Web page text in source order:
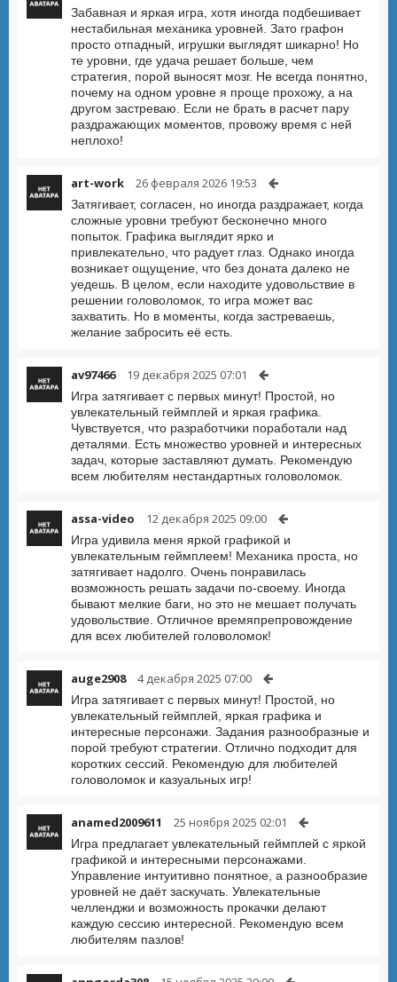
Забавная и яркая игра, хотя иногда подбешивает
нестабильная механика уровней. Зато графон
просто отпадный, игрушки выглядят шикарно! Но
те уровни, где удача решает больше, чем
стратегия, порой выносят мозг. Не всегда понятно,
почему на одном уровне я проще прохожу, а на
другом застреваю. Если не брать в расчет пару
раздражающих моментов, провожу время с ней
неплохо!
art-work 26 февраля 2026 19:53
Затягивает, согласен, но иногда раздражает, когда
сложные уровни требуют бесконечно много
попыток. Графика выглядит ярко и
привлекательно, что радует глаз. Однако иногда
возникает ощущение, что без доната далеко не
уедешь. В целом, если находите удовольствие в
решении головоломок, то игра может вас
захватить. Но в моменты, когда застреваешь,
желание забросить её есть.
av97466 19 декабря 2025 07:01
Игра затягивает с первых минут! Простой, но
увлекательный геймплей и яркая графика.
Чувствуется, что разработчики поработали над
деталями. Есть множество уровней и интересных
задач, которые заставляют думать. Рекомендую
всем любителям нестандартных головоломок.
assa-video 12 декабря 2025 09:00
Игра удивила меня яркой графикой и
увлекательным геймплеем! Механика проста, но
затягивает надолго. Очень понравилась
возможность решать задачи по-своему. Иногда
бывают мелкие баги, но это не мешает получать
удовольствие. Отличное времяпрепровождение
для всех любителей головоломок!
auge2908 4 декабря 2025 07:00
Игра затягивает с первых минут! Простой, но
увлекательный геймплей, яркая графика и
интересные персонажи. Задания разнообразные и
порой требуют стратегии. Отлично подходит для
коротких сессий. Рекомендую для любителей
головоломок и казуальных игр!
anamed2009611 25 ноября 2025 02:01
Игра предлагает увлекательный геймплей с яркой
графикой и интересными персонажами.
Управление интуитивно понятное, а разнообразие
уровней не даёт заскучать. Увлекательные
челленджи и возможность прокачки делают
каждую сессию интересной. Рекомендую всем
любителям пазлов!